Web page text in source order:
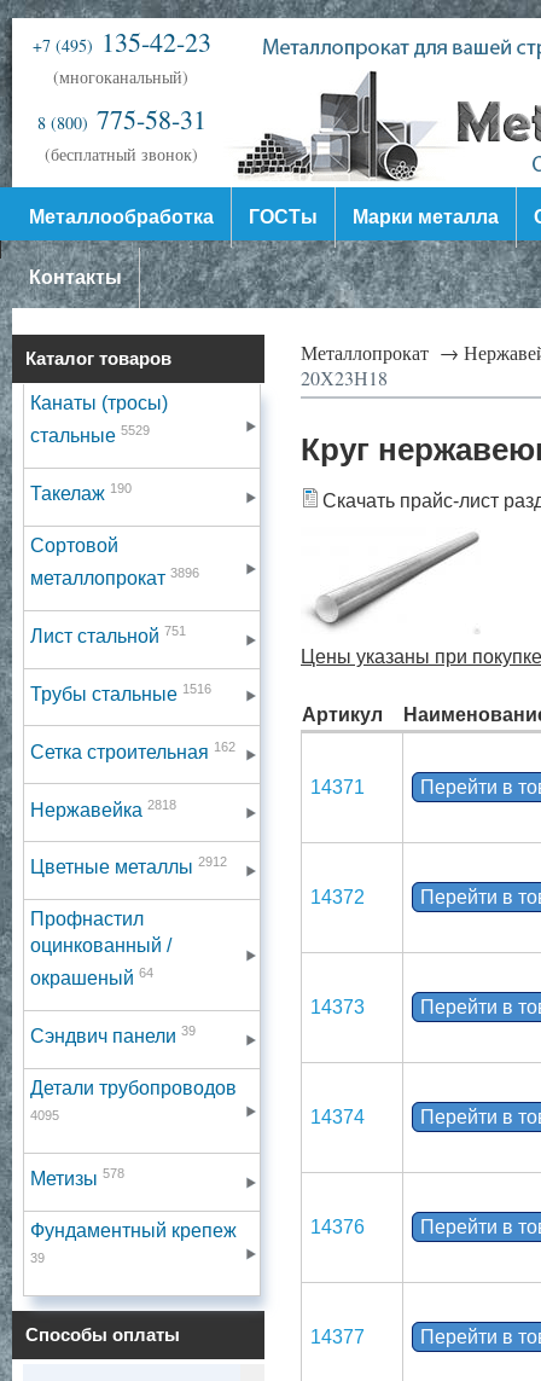
+7 (495) 135-42-23
(многоканальный)
8 (800) 775-58-31
(бесплатный звонок)
Металлообработка ГОСТы Марки металла
Контакты
Каталог товаров
Канаты (тросы)
стальные 5529
Такелаж 190
Сортовой
металлопрокат 3896
Лист стальной 751
Трубы стальные 1516
Сетка строительная 162
Нержавейка 2818
Цветные металлы 2912
Профнастил
оцинкованный /
окрашеный 64
Сэндвич панели 39
Детали трубопроводов
4095
Метизы 578
Фундаментный крепеж
39
Способы оплаты
Металлопрокат →
20Х23Н18
Круг
Скачать прайс-лист
Цены указаны при
Артикул
14371 Перейти в
14372 Перейти в
14373 Перейти в
14374 Перейти в
14376 Перейти в
14377 Перейти в